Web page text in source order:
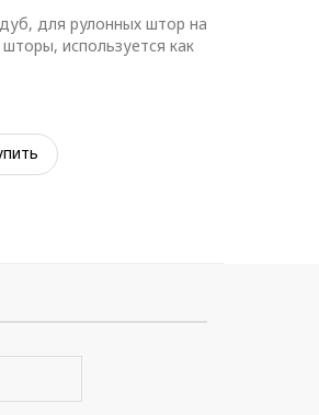
для рулонных штор на
используется как